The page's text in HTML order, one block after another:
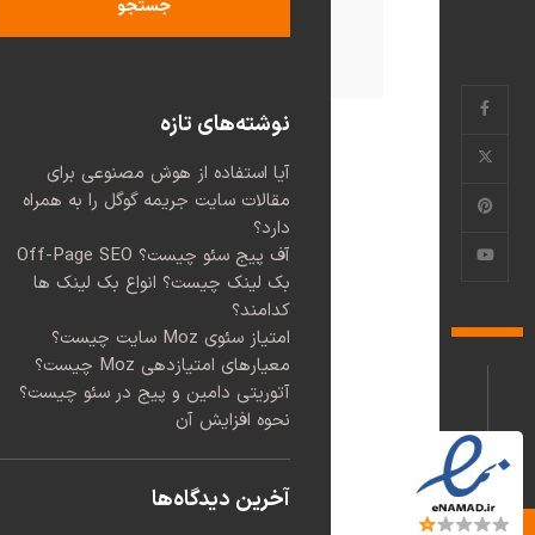
جستجو
نوشته‌های تازه
آیا استفاده از هوش مصنوعی برای
مقالات سایت جریمه گوگل را به همراه
دارد؟
آف پیج سئو چیست؟ Off-Page SEO
بک لینک چیست؟ انواع بک لینک ها
کدامند؟
امتیاز سئوی Moz سایت چیست؟
معیارهای امتیازدهی Moz چیست؟
آتوریتی دامین و پیج در سئو چیست؟
نحوه افزایش آن
آخرین دیدگاه‌ها